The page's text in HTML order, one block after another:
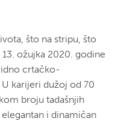
što na stripu, što
ožujka 2020. godine
crtačko-
karijeri dužoj od 70
broju tadašnjih
i dinamičan